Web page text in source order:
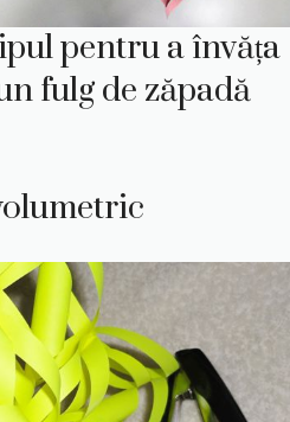
pentru a învăța
fulg de zăpadă